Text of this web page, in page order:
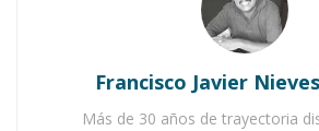
Buena tarde taurina en Ahuacatlán
Francisco Javier
Más de 30 años de trayectoria